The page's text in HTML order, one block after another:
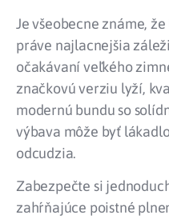
Je všeobecne známe,
práve najlacnejšia
očakávaní veľkého
značkovú verziu lyží,
modernú bundu so
výbava môže byť
odcudzia.
Zabezpečte si
zahŕňajúce poistné